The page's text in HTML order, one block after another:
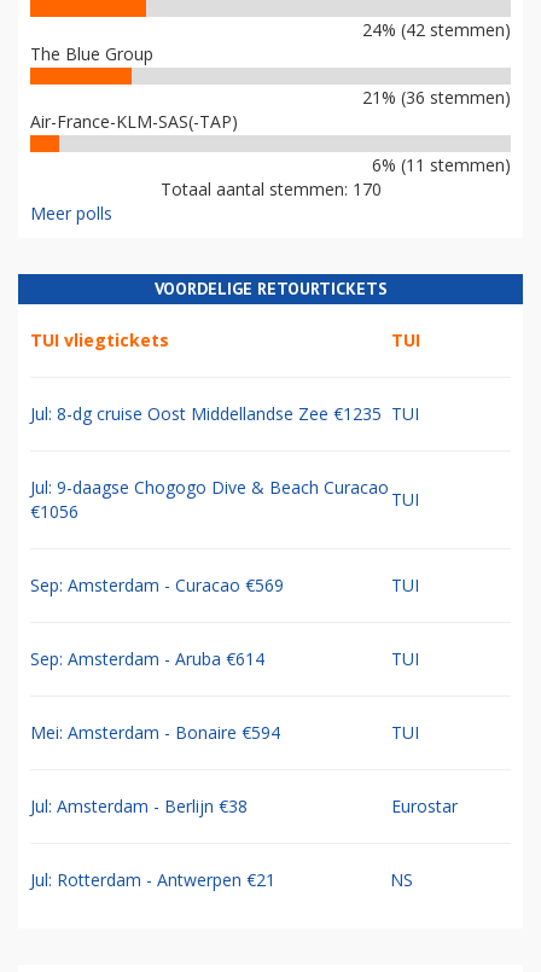
24% (42 stemmen)
The Blue Group
21% (36 stemmen)
Air-France-KLM-SAS(-TAP)
6% (11 stemmen)
Totaal aantal stemmen: 170
Meer polls
VOORDELIGE RETOURTICKETS
TUI vliegtickets TUI
Jul: 8-dg cruise Oost Middellandse Zee €1235 TUI
Jul: 9-daagse Chogogo Dive & Beach Curacao
€1056
TUI
Sep: Amsterdam - Curacao €569 TUI
Sep: Amsterdam - Aruba €614 TUI
Mei: Amsterdam - Bonaire €594 TUI
Jul: Amsterdam - Berlijn €38 Eurostar
Jul: Rotterdam - Antwerpen €21 NS